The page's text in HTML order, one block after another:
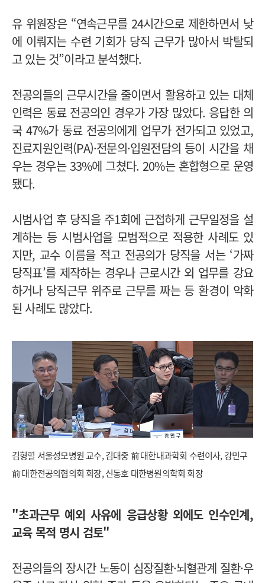
유 위원장은 “연속근무를 24시간으로 제한하면서 낮
에 이뤄지는 수련 기회가 당직 근무가 많아서 박탈되
고 있는 것”이라고 분석했다.
전공의들의 근무시간을 줄이면서 활용하고 있는 대체
인력은 동료 전공의인 경우가 가장 많았다. 응답한 의
국 47%가 동료 전공의에게 업무가 전가되고 있었고,
진료지원인력(PA)·전문의·입원전담의 등이 시간을 채
우는 경우는 33%에 그쳤다. 20%는 혼합형으로 운영
됐다.
시범사업 후 당직을 주1회에 근접하게 근무일정을 설
계하는 등 시범사업을 모범적으로 적용한 사례도 있
지만, 교수 이름을 적고 전공의가 당직을 서는 ‘가짜
당직표’를 제작하는 경우나 근로시간 외 업무를 강요
하거나 당직근무 위주로 근무를 짜는 등 환경이 악화
된 사례도 많았다.
김형렬 서울성모병원 교수, 김대중 前 대한내과학회 수련이사, 강민구
前 대한전공의협의회 회장, 신동호 대한병원의학회 회장
"초과근무 예외 사유에 응급상황 외에도 인수인계,
교육 목적 명시 검토"
전공의들의 장시간 노동이 심장질환·뇌혈관계 질환·우